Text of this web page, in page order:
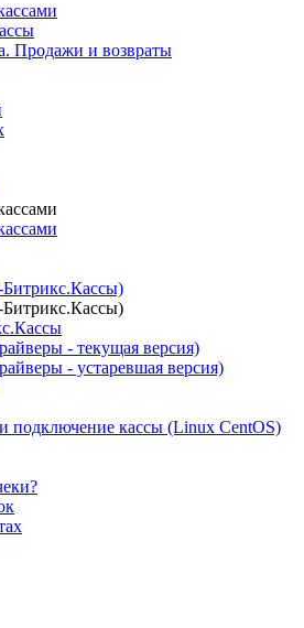
Продажи и возвраты
- текущая версия)
- устаревшая версия)
подключение кассы (Linux CentOS)